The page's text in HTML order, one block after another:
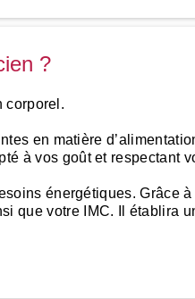
?
corporel.
en matière
à vos goût et respectant
énergétiques. Grâce
que votre IMC. Il établira